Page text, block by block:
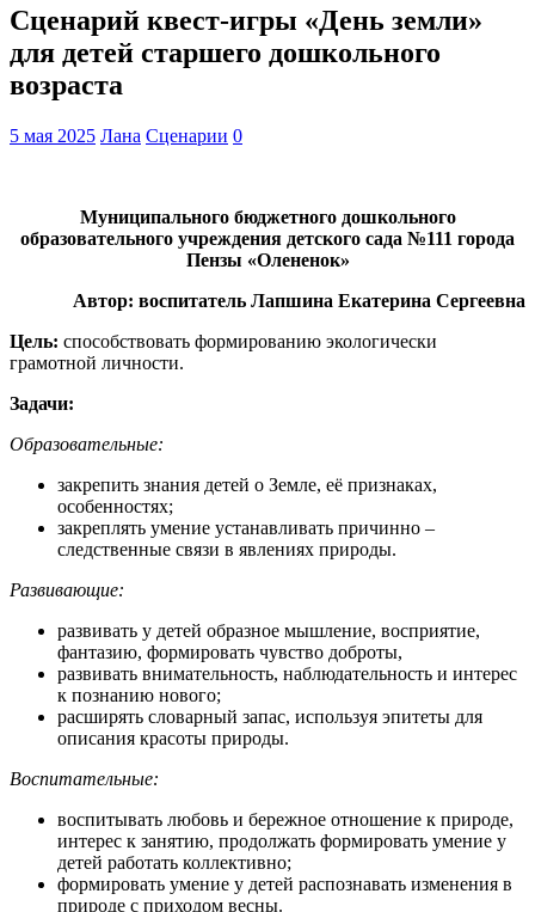
Сценарий квест-игры «День земли»
для детей старшего дошкольного
возраста
5 мая 2025 Лана Сценарии 0
Муниципального бюджетного дошкольного
образовательного учреждения детского сада №111 города
Пензы «Олененок»
Автор: воспитатель Лапшина Екатерина Сергеевна
Цель: способствовать формированию экологически
грамотной личности.
Задачи:
Образовательные:
закрепить знания детей о Земле, её признаках,
особенностях;
закреплять умение устанавливать причинно –
следственные связи в явлениях природы.
Развивающие:
развивать у детей образное мышление, восприятие,
фантазию, формировать чувство доброты,
развивать внимательность, наблюдательность и интерес
к познанию нового;
расширять словарный запас, используя эпитеты для
описания красоты природы.
Воспитательные:
воспитывать любовь и бережное отношение к природе,
интерес к занятию, продолжать формировать умение у
детей работать коллективно;
формировать умение у детей распознавать изменения в
природе с приходом весны.